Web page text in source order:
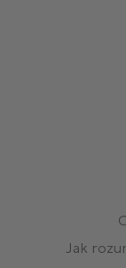
Jak